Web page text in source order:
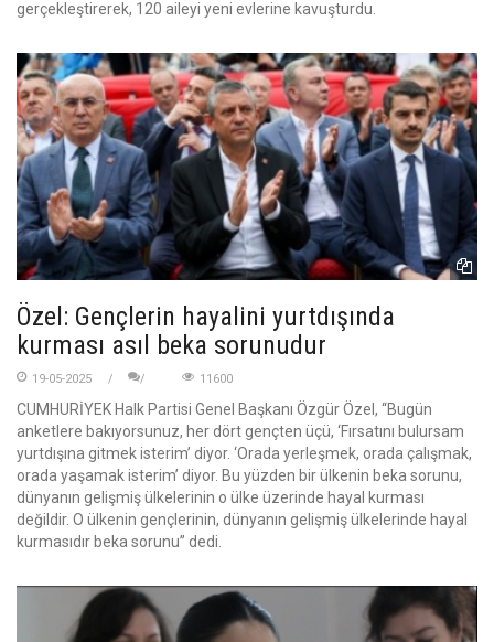
gerçekleştirerek, 120 aileyi yeni evlerine kavuşturdu.
Özel: Gençlerin hayalini yurtdışında
kurması asıl beka sorunudur
19-05-2025 11600
CUMHURİYEK Halk Partisi Genel Başkanı Özgür Özel, “Bugün
anketlere bakıyorsunuz, her dört gençten üçü, ‘Fırsatını bulursam
yurtdışına gitmek isterim’ diyor. ‘Orada yerleşmek, orada çalışmak,
orada yaşamak isterim’ diyor. Bu yüzden bir ülkenin beka sorunu,
dünyanın gelişmiş ülkelerinin o ülke üzerinde hayal kurması
değildir. O ülkenin gençlerinin, dünyanın gelişmiş ülkelerinde hayal
kurmasıdır beka sorunu” dedi.